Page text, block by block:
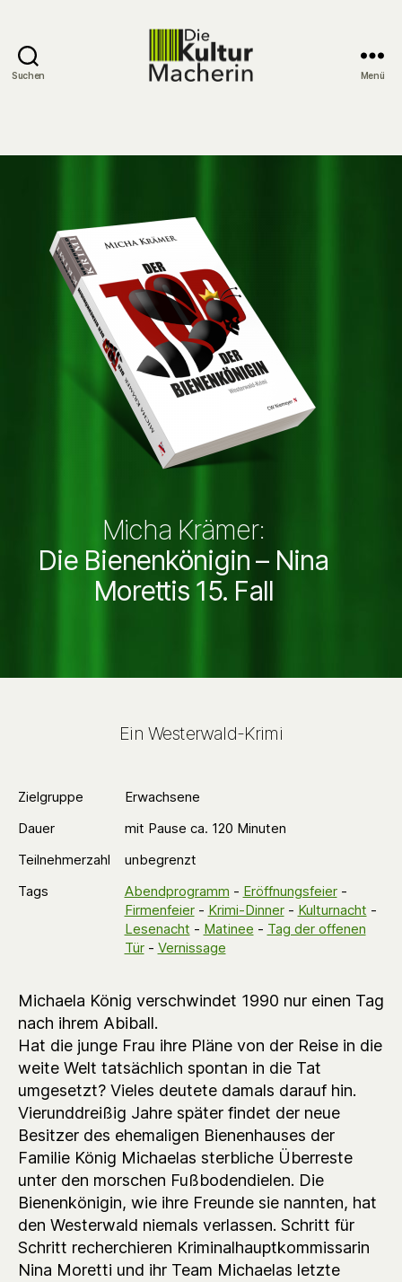
Suchen Menü
Micha Krämer:
Die Bienenkönigin – Nina
Morettis 15. Fall
Ein Westerwald-Krimi
Zielgruppe
Erwachsene
Dauer
mit Pause ca. 120 Minuten
Teilnehmerzahl
unbegrenzt
Tags
Abendprogramm - Eröffnungsfeier-
Firmenfeier- Krimi-Dinner- Kulturnacht -
Lesenacht - Matinee - Tag der offenen
Tür- Vernissage
Michaela König verschwindet 1990 nur einen Tag
nach ihrem Abiball.
Hat die junge Frau ihre Pläne von der Reise in die
weite Welt tatsächlich spontan in die Tat
umgesetzt? Vieles deutete damals darauf hin.
Vierunddreißig Jahre später findet der neue
Besitzer des ehemaligen Bienenhauses der
Familie König Michaelas sterbliche Überreste
unter den morschen Fußbodendielen. Die
Bienenkönigin, wie ihre Freunde sie nannten, hat
den Westerwald niemals verlassen. Schritt für
Schritt recherchieren Kriminalhauptkommissarin
Nina Moretti und ihr Team Michaelas letzte